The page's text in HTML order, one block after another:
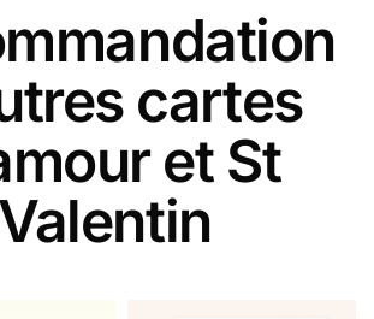
cartes
et St
Valentin